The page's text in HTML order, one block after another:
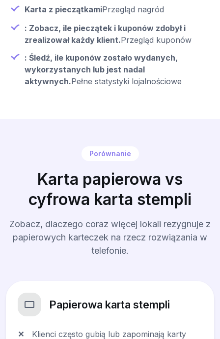
Karta z pieczątkamiPrzegląd nagród
: Zobacz, ile pieczątek i kuponów zdobył i
zrealizował każdy klient.Przegląd kuponów
: Śledź, ile kuponów zostało wydanych,
wykorzystanych lub jest nadal
aktywnych.Pełne statystyki lojalnościowe
Porównanie
Karta papierowa vs
cyfrowa karta stempli
Zobacz, dlaczego coraz więcej lokali rezygnuje z
papierowych karteczek na rzecz rozwiązania w
telefonie.
Papierowa karta stempli
✕ Klienci często gubią lub zapominają karty